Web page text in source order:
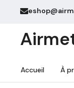
Accueil À